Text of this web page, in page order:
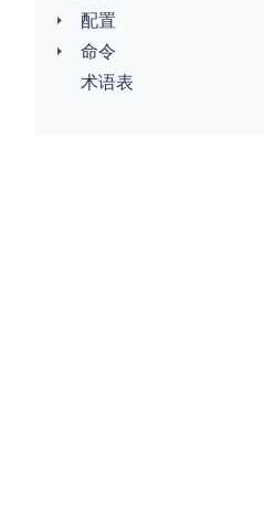
配置
命令
术语表